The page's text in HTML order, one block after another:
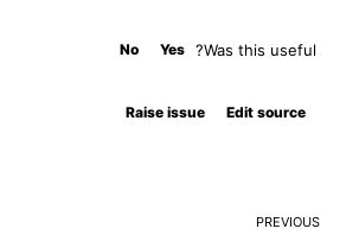
Was this useful?
Yes
No
Edit source
Raise issue
PREVIOUS